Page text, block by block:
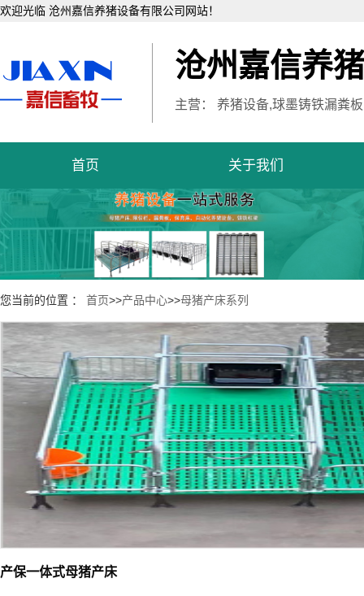
欢迎光临 沧州嘉信养猪设备有限公司网站！
沧州嘉信养
主营： 养猪设备,球墨铸铁漏粪
首页 关于我们
您当前的位置 ： 首页>>产品中心>>母猪产床系列
产保一体式母猪产床